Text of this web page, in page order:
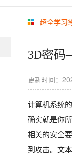
超全学习
3D密
更新时间：
计算机系统
确实就是你
相关的安全
到攻击。文